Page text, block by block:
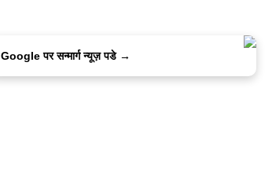
Google पर सन्मार्ग न्यूज़ पडे →